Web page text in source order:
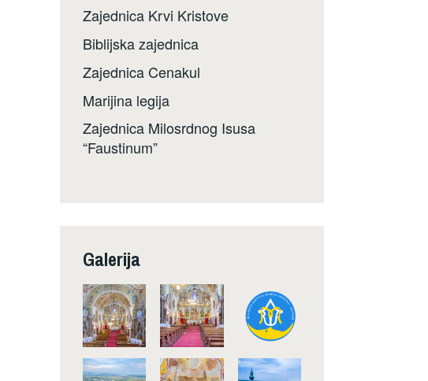
Zajednica Krvi Kristove
Biblijska zajednica
Zajednica Cenakul
Marijina legija
Zajednica Milosrdnog Isusa
“Faustinum”
Galerija